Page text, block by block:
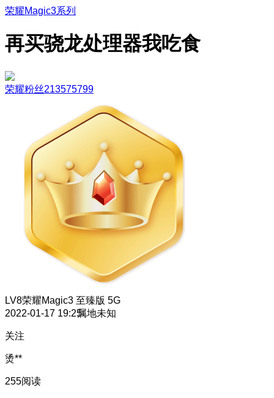
荣耀Magic3系列
再买骁龙处理器我吃食
荣耀粉丝213575799
LV8荣耀Magic3 至臻版 5G
2022-01-17 19:25属地未知
关注
烫**
255阅读